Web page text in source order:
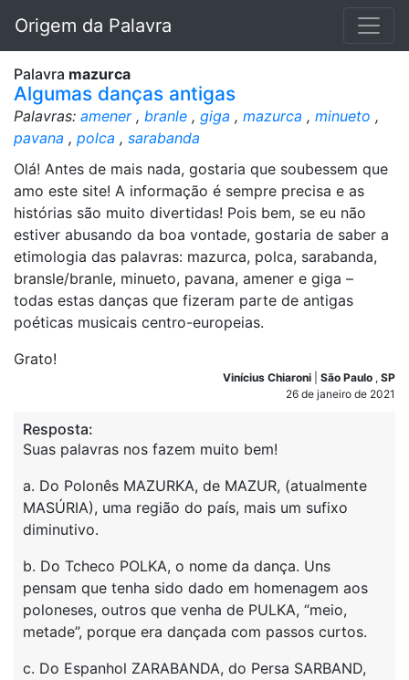
Origem da Palavra
Palavra mazurca
Algumas danças antigas
Palavras: amener, branle , giga , mazurca , minueto ,
pavana , polca , sarabanda
Olá! Antes de mais nada, gostaria que soubessem que
amo este site! A informação é sempre precisa e as
histórias são muito divertidas! Pois bem, se eu não
estiver abusando da boa vontade, gostaria de saber a
etimologia das palavras: mazurca, polca, sarabanda,
bransle/branle, minueto, pavana, amener e giga –
todas estas danças que fizeram parte de antigas
poéticas musicais centro-europeias.
Grato!
Vinícius Chiaroni São Paulo , SP
26 de janeiro de 2021
Resposta:
Suas palavras nos fazem muito bem!
a. Do Polonês MAZURKA, de MAZUR, (atualmente
MASÚRIA), uma região do país, mais um sufixo
diminutivo.
b. Do Tcheco POLKA, o nome da dança. Uns
pensam que tenha sido dado em homenagem aos
poloneses, outros que venha de PULKA, “meio,
metade”, porque era dançada com passos curtos.
c. Do Espanhol ZARABANDA, do Persa SARBAND,